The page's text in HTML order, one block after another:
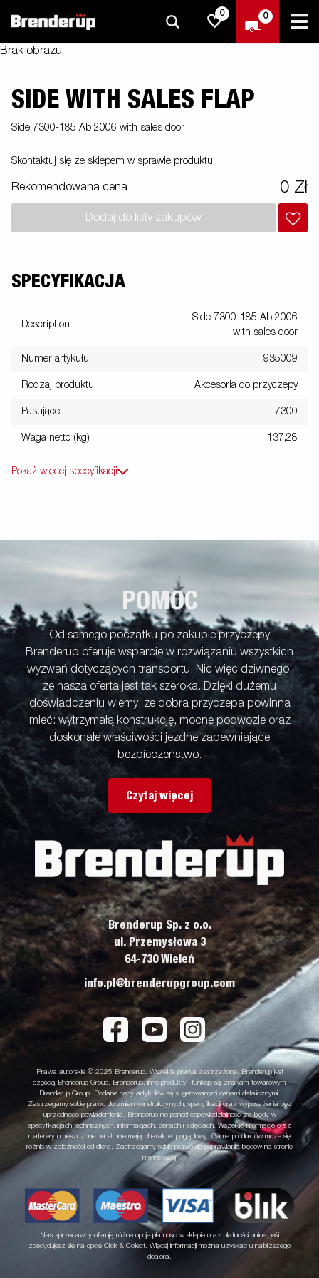
0 0
Brak obrazu
SIDE WITH SALES FLAP
Side 7300-185 Ab 2006 with sales door
Skontaktuj się ze sklepem w sprawie produktu
Rekomendowana cena 0 Zł
Dodaj do listy zakupów
SPECYFIKACJA
Description
Side 7300-185 Ab 2006
with sales door
Numer artykułu 935009
Rodzaj produktu Akcesoria do przyczepy
Pasujące 7300
Waga netto (kg) 137,28
Pokaż więcej specyfikacji
POMOC
Od samego początku po zakupie przyczepy
Brenderup oferuje wsparcie w rozwiązaniu wszystkich
wyzwań dotyczących transportu. Nic więc dziwnego,
że nasza oferta jest tak szeroka. Dzięki dużemu
doświadczeniu wiemy, że dobra przyczepa powinna
mieć: wytrzymałą konstrukcję, mocne podwozie oraz
doskonałe właściwości jezdne zapewniające
bezpieczeństwo.
Czytaj więcej
Brenderup Sp. z o.o.
ul. Przemysłowa 3
64-730 Wieleń
info.pl@brenderupgroup.com
Prawa autorskie © 2025 Brenderup. Wszelkie prawa zastrzeżone. Brenderup jest
częścią Brenderup Group. Brenderup, inne produkty i funkcje są znakami towarowymi
Brenderup Group. Podane ceny artykułów są sugerowanymi cenami detalicznymi.
Zastrzegamy sobie prawo do zmian konstrukcyjnych, specyfikacji oraz wyposażenia bez
uprzedniego powiadomienia. Brenderup nie ponosi odpowiedzialności za błędy w
specyfikacjach technicznych, informacjach, cenach i zdjęciach. Wszelkie informacje oraz
materiały umieszczone na stronie mają charakter poglądowy. Gama produktów może się
różnić w zależności od dilera. Zastrzegamy sobie prawo do poprawiania błędów na stronie
internetowej.
Nasi sprzedawcy oferują różne opcje płatności w sklepie oraz płatności online, jeśli
zdecydujesz się na opcję Click & Collect. Więcej informacji można uzyskać u najbliższego
dealera.